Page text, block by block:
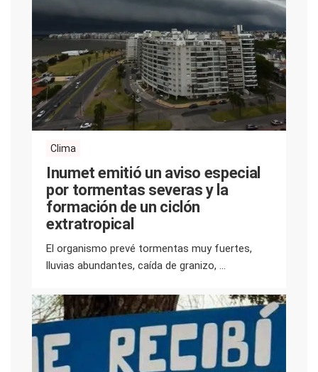
Clima
Inumet emitió un aviso especial
por tormentas severas y la
formación de un ciclón
extratropical
El organismo prevé tormentas muy fuertes,
lluvias abundantes, caída de granizo, ...